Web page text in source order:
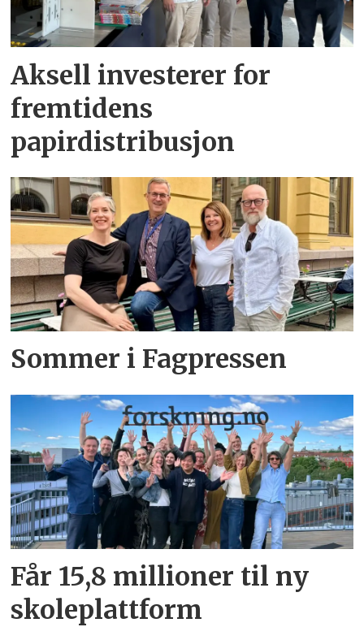
Aksell investerer for
fremtidens
papirdistribusjon
Sommer i Fagpressen
Får 15,8 millioner til ny
skoleplattform